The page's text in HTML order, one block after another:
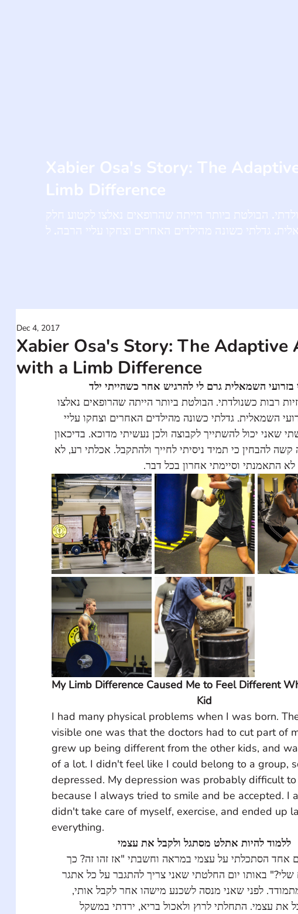
Xabier Osa's Story: The Adaptive
with a Limb Difference
Dec 4, 2017
בזרועי השמאלית גרם לי להרגיש אחר כשהייתי ילד
רבות כשנולדתי. הבולטת ביותר הייתה שהרופאים נאלצו
השמאלית. גדלתי כשונה מהילדים האחרים וצחקו עליי
שאני יכול להשתייך לקבוצה ולכן נעשיתי מדוכא. בדיכאון
להבחין כי תמיד ניסיתי לחייך ולהתקבל. אכלתי רע, לא
התאמנתי וסיימתי אחרון בכל דבר.
My Limb Difference Caused Me to Feel Different
Kid
I had many physical problems when I was born.
visible one was that the doctors had to cut part of
grew up being different from the other kids, and
of a lot. I didn't feel like I could belong to a group,
depressed. My depression was probably difficult to
because I always tried to smile and be accepted. I
didn't take care of myself, exercise, and ended up
everything.
ללמוד להיות אתלט מסתגל ולקבל את עצמי
אחד הסתכלתי על עצמי במראה וחשבתי "אז זהו זה? כך
שלי?" באותו יום החלטתי שאני צריך להתגבר על כל אתגר
לפני שאני מנסה לשכנע מישהו אחר לקבל אותי,
את עצמי. התחלתי לרוץ ולאכול בריא, ירדתי במשקל
Xabier Osa's Story: The
Limb Difference
הבולטת ביותר הייתה שהרופאים נאלצו לקטוע חלק
גדלתי כשונה מהילדים האחרים וצחקו עליי הרבה. ל